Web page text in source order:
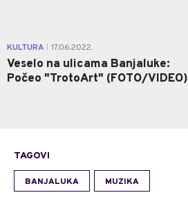
KULTURA 17.06.2022.
Veselo na ulicama Banjaluke:
Počeo "TrotoArt" (FOTO/VIDEO)
TAGOVI
BANJALUKA MUZIKA